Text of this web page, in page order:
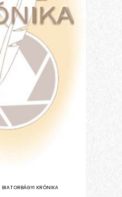
BIATORBÁGYI KRÓNIKA